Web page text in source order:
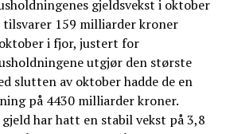
gjeldsvekst i oktober
159 milliarder kroner
i fjor, justert for
utgjør den største
slutten av oktober hadde de en
på 4430 milliarder kroner.
har hatt en stabil vekst på 3,8